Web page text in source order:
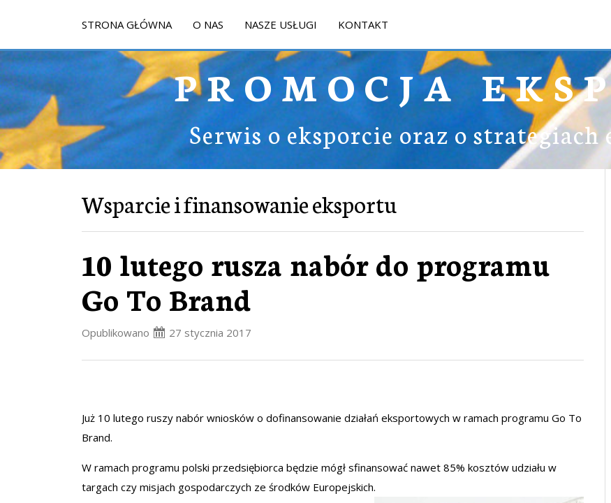
STRONA GŁÓWNA O NAS NASZE USŁUGI KONTAKT
PROMOCJA
Serwis o eksporcie oraz o strategiach
Wsparcie i finansowanie eksportu
10 lutego rusza nabór do programu
Go To Brand
Opublikowano 27 stycznia 2017
Już 10 lutego ruszy nabór wniosków o dofinansowanie działań eksportowych w ramach programu Go To
Brand.
W ramach programu polski przedsiębiorca będzie mógł sfinansować nawet 85% kosztów udziału w
targach czy misjach gospodarczych ze środków Europejskich.